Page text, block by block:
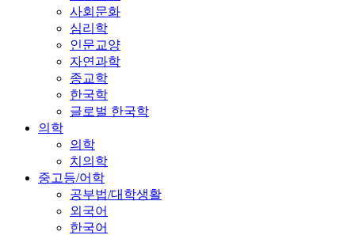
사회문화
심리학
인문교양
자연과학
종교학
한국학
글로벌 한국학
의학
의학
치의학
중고등/어학
공부법/대학생활
외국어
한국어